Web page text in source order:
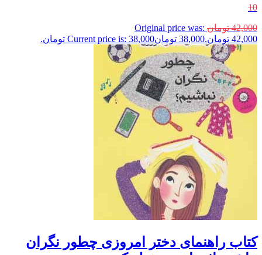
10
42,000 تومان Original price was:
42,000 تومان.
38,000 تومانCurrent price is: 38,000 تومان.
کتاب راهنمای دختر امروزی چطور نگران